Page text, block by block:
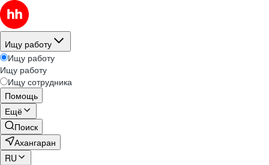
Ищу работу
Ищу работу
Ищу работу
Ищу сотрудника
Помощь
Ещё
Поиск
Ахангаран
RU